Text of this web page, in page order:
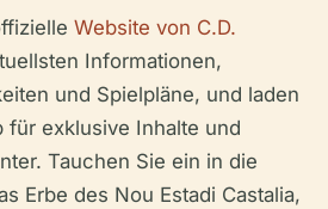
Website von C.D.
Informationen,
und Spielpläne, und laden
für exklusive Inhalte und
Tauchen Sie ein in die
Erbe des Nou Estadi Castalia,